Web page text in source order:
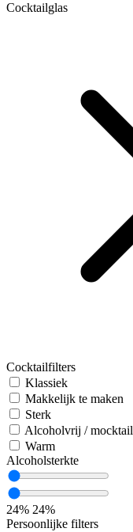
Cocktailglas
Cocktailfilters
Klassiek
Makkelijk te maken
Sterk
Alcoholvrij / mocktail
Warm
Alcoholsterkte
24% 24%
Persoonlijke filters